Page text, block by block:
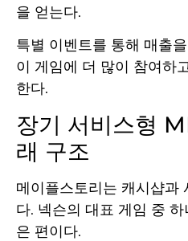
을 얻는다.
특별 이벤트를 통해 매출
이 게임에 더 많이 참여하
한다.
장기 서비스형
래 구조
메이플스토리는 캐시샵과
다. 넥슨의 대표 게임 중
은 편이다.